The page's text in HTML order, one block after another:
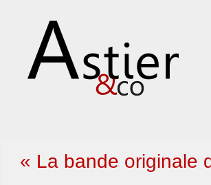
« La bande originale